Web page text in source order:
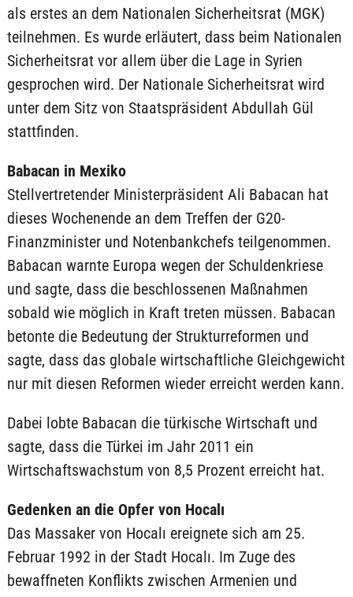
als erstes an dem Nationalen Sicherheitsrat (MGK)
teilnehmen. Es wurde erläutert, dass beim Nationalen
Sicherheitsrat vor allem über die Lage in Syrien
gesprochen wird. Der Nationale Sicherheitsrat wird
unter dem Sitz von Staatspräsident Abdullah Gül
stattfinden.
Babacan in Mexiko
Stellvertretender Ministerpräsident Ali Babacan hat
dieses Wochenende an dem Treffen der G20-
Finanzminister und Notenbankchefs teilgenommen.
Babacan warnte Europa wegen der Schuldenkriese
und sagte, dass die beschlossenen Maßnahmen
sobald wie möglich in Kraft treten müssen. Babacan
betonte die Bedeutung der Strukturreformen und
sagte, dass das globale wirtschaftliche Gleichgewicht
nur mit diesen Reformen wieder erreicht werden kann.
Dabei lobte Babacan die türkische Wirtschaft und
sagte, dass die Türkei im Jahr 2011 ein
Wirtschaftswachstum von 8,5 Prozent erreicht hat.
Gedenken an die Opfer von Hocalı
Das Massaker von Hocalı ereignete sich am 25.
Februar 1992 in der Stadt Hocalı. Im Zuge des
bewaffneten Konflikts zwischen Armenien und